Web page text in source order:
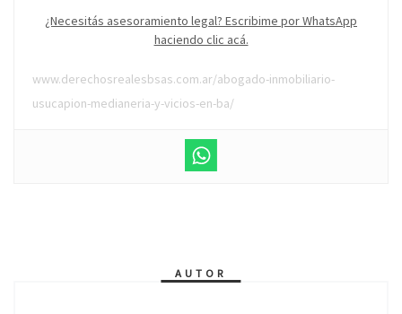
¿Necesitás asesoramiento legal? Escribime por WhatsApp
haciendo clic acá.
www.derechosrealesbsas.com.ar/abogado-inmobiliario-
usucapion-medianeria-y-vicios-en-ba/
AUTOR